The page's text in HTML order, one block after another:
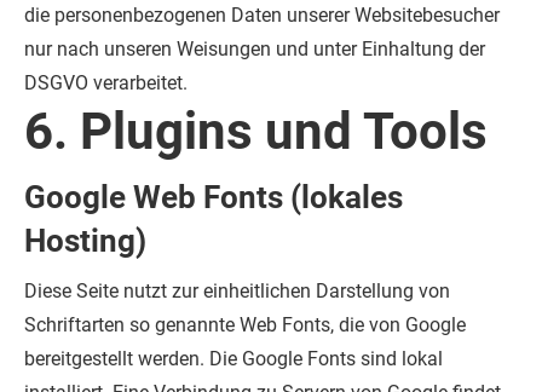
die personenbezogenen Daten unserer Websitebesucher
nur nach unseren Weisungen und unter Einhaltung der
DSGVO verarbeitet.
6. Plugins und Tools
Google Web Fonts (lokales
Hosting)
Diese Seite nutzt zur einheitlichen Darstellung von
Schriftarten so genannte Web Fonts, die von Google
bereitgestellt werden. Die Google Fonts sind lokal